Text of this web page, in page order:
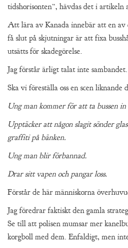
tidshorisonten”, hävdas det i artikeln
Att lära av Kanada innebär att en av
få slut på skjutningar är att fixa
utsätts för skadegörelse.
Jag förstår ärligt talat inte sambandet.
Ska vi föreställa oss en scen liknande
Ung man kommer för att ta bussen
Upptäcker att någon slagit sönder
graffiti på bänken.
Ung man blir förbannad.
Drar sitt vapen och pangar loss.
Förstår de här människorna
Jag föredrar faktiskt den gamla
Se till att polisen mumsar mer
korgboll med dem. Enfaldigt, men